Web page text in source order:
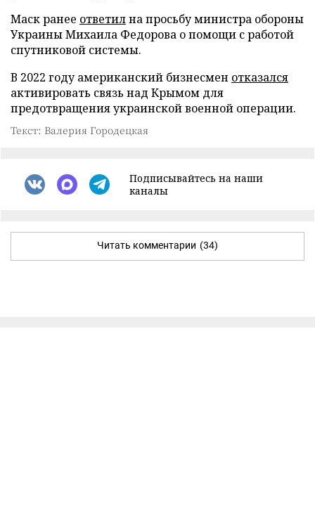
Маск ранее ответилна просьбу министра обороны
Украины Михаила Федорова о помощи с работой
спутниковой системы.
В 2022 году американский бизнесмен отказался
активировать связь над Крымом для
предотвращения украинской военной операции.
Текст: Валерия Городецкая
Подписывайтесь на наши
каналы
Читать комментарии (34)